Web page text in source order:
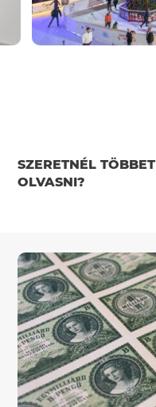
SZERETNÉL TÖBBET
OLVASNI?